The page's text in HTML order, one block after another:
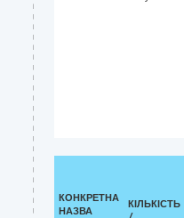
КОНКРЕТНА
НАЗВА
КІЛЬКІСТЬ